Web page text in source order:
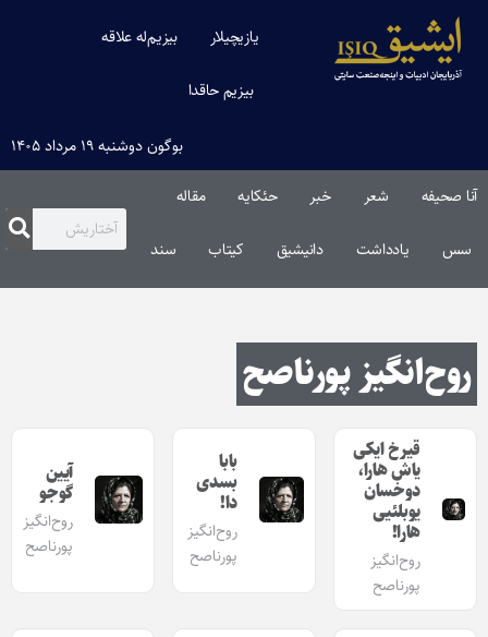
یازیچیلار بیزیم‌له علاقه
بیزیم حاقدا
بوگون دوشنبه ۱۹ مرداد ۱۴۰۵
آنا صحیفه شعر خبر حئکایه مقاله‌
سس یادداشت دانیشیق کیتاب سند
روح‌انگیز پورناصح
قیرخ ایکی
یاش هارا،
دوخسان
یوبلئیی
هارا!
روح‌انگیز
پورناصح
بابا
بسدی
دا!
روح‌انگیز
پورناصح
آیین
گوجو
روح‌انگیز
پورناصح